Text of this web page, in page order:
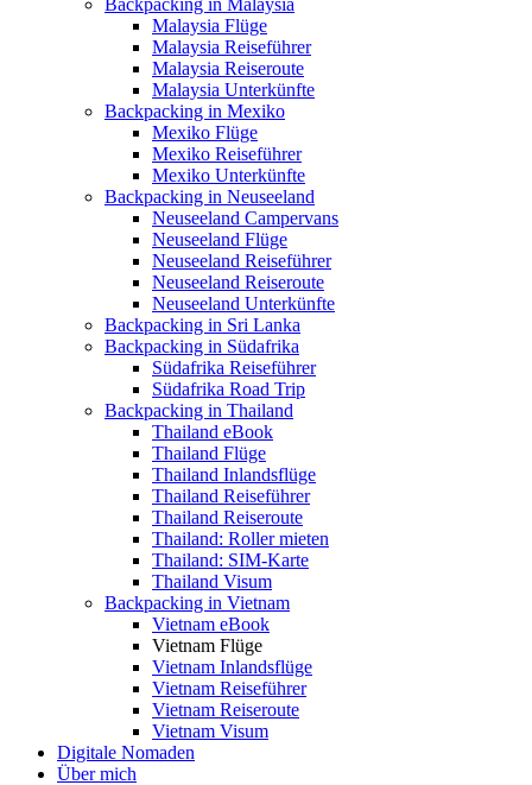
Backpacking in Malaysia
Malaysia Flüge
Malaysia Reiseführer
Malaysia Reiseroute
Malaysia Unterkünfte
Backpacking in Mexiko
Mexiko Flüge
Mexiko Reiseführer
Mexiko Unterkünfte
Backpacking in Neuseeland
Neuseeland Campervans
Neuseeland Flüge
Neuseeland Reiseführer
Neuseeland Reiseroute
Neuseeland Unterkünfte
Backpacking in Sri Lanka
Backpacking in Südafrika
Südafrika Reiseführer
Südafrika Road Trip
Backpacking in Thailand
Thailand eBook
Thailand Flüge
Thailand Inlandsflüge
Thailand Reiseführer
Thailand Reiseroute
Thailand: Roller mieten
Thailand: SIM-Karte
Thailand Visum
Backpacking in Vietnam
Vietnam eBook
Vietnam Flüge
Vietnam Inlandsflüge
Vietnam Reiseführer
Vietnam Reiseroute
Vietnam Visum
Digitale Nomaden
Über mich